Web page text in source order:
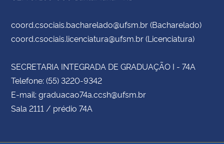
coord.csociais.bacharelado@ufsm.br (Bacharelado)
coord.csociais.licenciatura@ufsm.br (Licenciatura)
SECRETARIA INTEGRADA DE GRADUAÇÃO I - 74A
Telefone: (55) 3220-9342
E-mail: graduacao74a.ccsh@ufsm.br
Sala 2111 / prédio 74A